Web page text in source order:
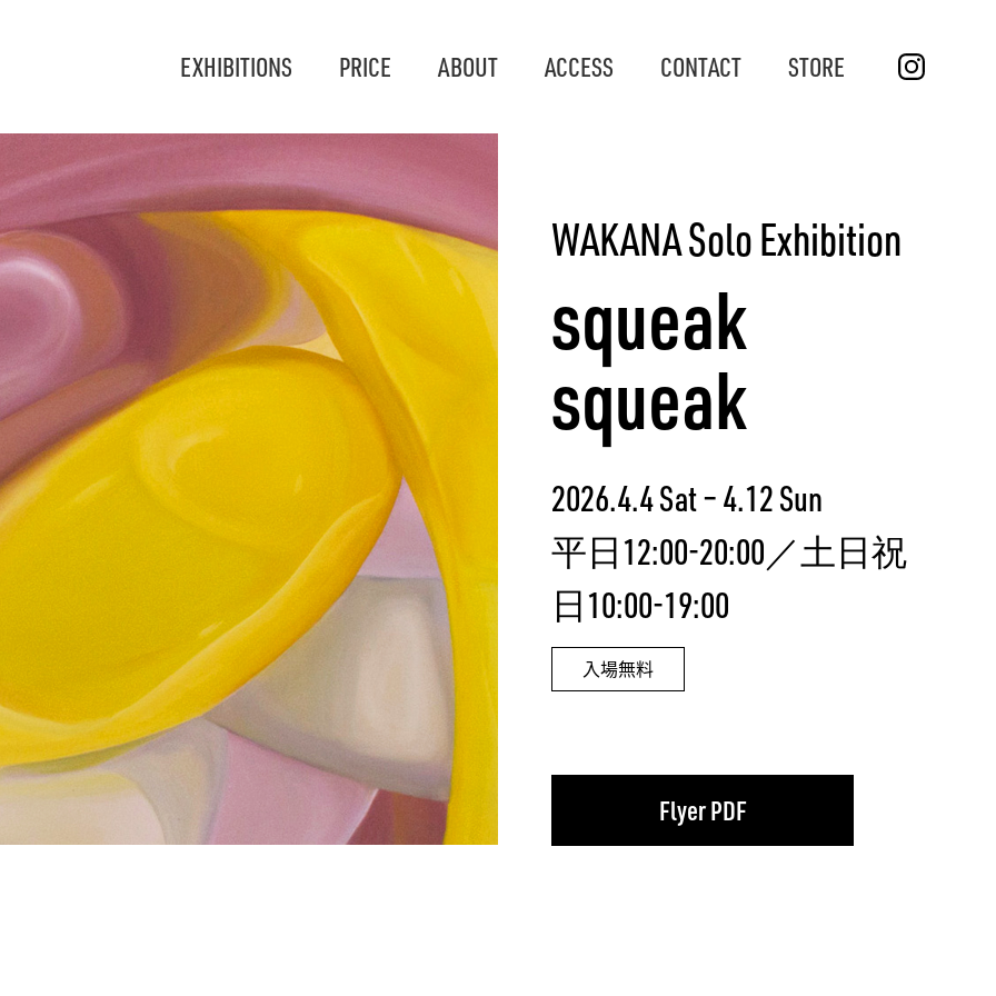
EXHIBITIONS PRICE ABOUT ACCESS CONTACT STORE
WAKANA Solo Exhibition
squeak
squeak
2026.4.4 Sat – 4.12 Sun
平日12:00-20:00／土日祝
日10:00-19:00
入場無料
Flyer PDF